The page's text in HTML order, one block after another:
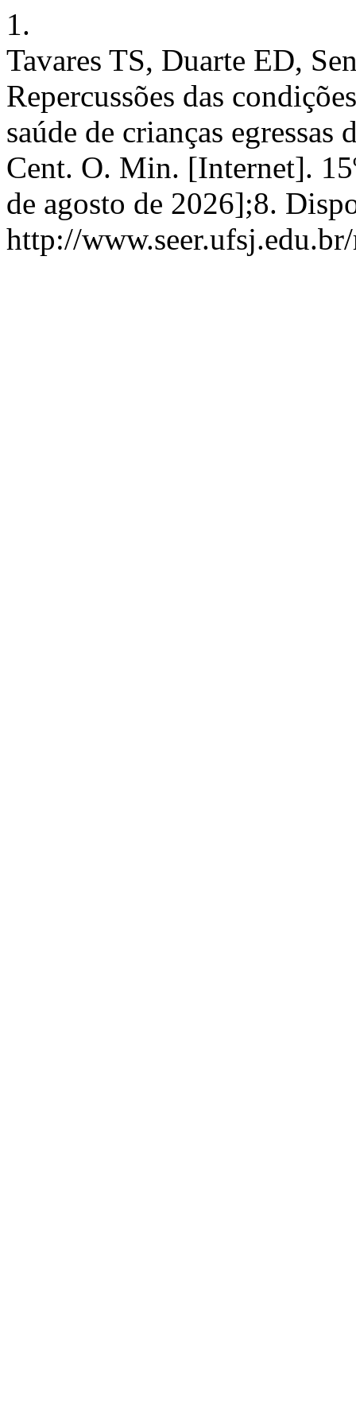
1.
Tavares TS, Duarte ED,
Repercussões das
saúde de crianças
Cent. O. Min. [Internet].
de agosto de 2026];8.
http://